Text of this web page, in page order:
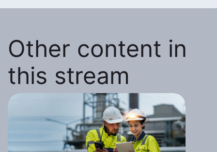
Other content in
this stream